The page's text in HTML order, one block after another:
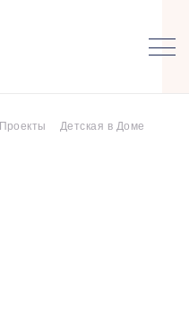
Проекты Детская в Доме